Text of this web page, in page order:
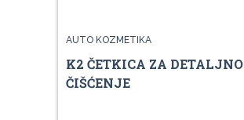
AUTO KOZMETIKA
K2 ČETKICA ZA DETALJNO
ČIŠĆENJE